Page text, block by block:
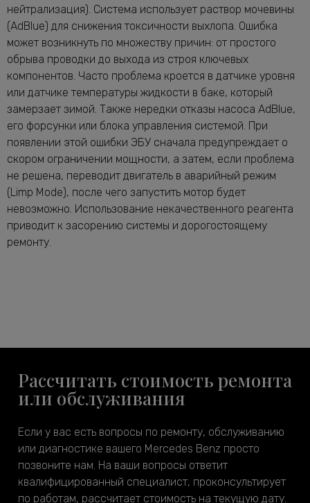
нейтрализация). Система использует раствор мочевины
(AdBlue) для снижения токсичности выхлопа. Ошибка
может возникнуть по множеству причин: от простого
обрыва проводки до выхода из строя ключевых
компонентов. Часто проблема кроется в датчике уровня
или датчике температуры жидкости в баке, который
замерзает зимой. Также нередки отказы насоса AdBlue,
его форсунки или блока управления системой. При
появлении этой ошибки ЭБУ сначала предупреждает о
скором ограничении мощности, а затем, если проблема
не решена, переводит двигатель в аварийный режим
(Limp Mode), после чего запустить мотор будет
невозможно. Использование некачественного реагента
приводит к засорению системы и дорогостоящему
ремонту.
Рассчитать стоимость ремонта
или обслуживания
Если у вас есть вопросы по ремонту, обслуживанию
или диагностике вашего Mercedes Benz просто
позвоните нам. На ваши вопросы ответит
квалифицированный специалист, проконсультирует
по работам, рассчитает стоимость на текущую дату.